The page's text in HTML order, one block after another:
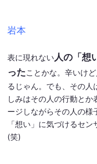
岩本
表に現れない人の「想
ったことかな。辛いけ
るじゃん。でも、その
しみはその人の行動と
ージしながらその人の様
「想い」に気づけるセ
(笑)